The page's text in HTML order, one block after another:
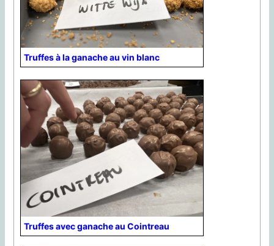
Truffes à la ganache au vin blanc
Truffes avec ganache au Cointreau